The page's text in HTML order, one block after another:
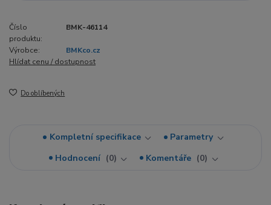
Číslo
produktu:
BMK-46114
Výrobce:
BMKco.cz
Hlídat cenu / dostupnost
Do oblíbených
Kompletní specifikace
Parametry
Hodnocení
0 Komentáře 0